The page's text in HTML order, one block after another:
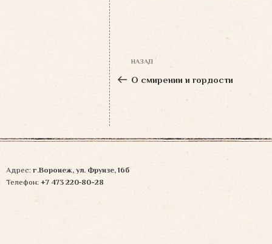
Навигация
по
Предыдущая
запись:
НАЗАД
О смирении и гордости
Адрес: г.Воронеж, ул. Фрунзе, 16б
Телефон: +7 473 220‑80-28